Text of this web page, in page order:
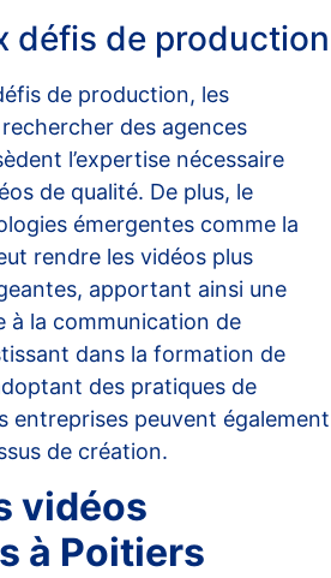
défis de production
de production, les
des agences
l’expertise nécessaire
de qualité. De plus, le
émergentes comme la
rendre les vidéos plus
apportant ainsi une
à la communication de
dans la formation de
des pratiques de
entreprises peuvent également
de création.
vidéos
à Poitiers